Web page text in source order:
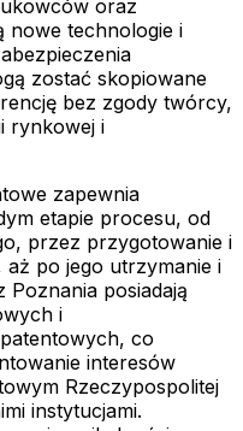
oraz
nowe technologie i
zostać skopiowane
bez zgody twórcy,
rynkowej i
zapewnia
etapie procesu, od
przez przygotowanie i
aż po jego utrzymanie i
Poznania posiadają
i
co
interesów
Rzeczypospolitej
instytucjami.